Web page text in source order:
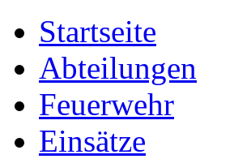
Startseite
Abteilungen
Feuerwehr
Einsätze